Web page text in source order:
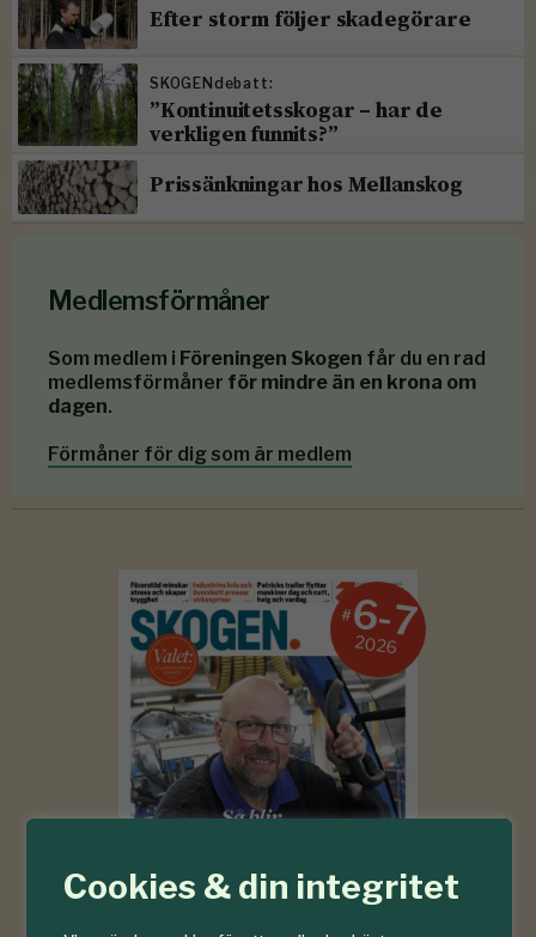
Cookies & din integritet
Efter storm följer skadegörare
SKOGENdebatt:
”Kontinuitetsskogar – har de
verkligen funnits?”
Prissänkningar hos Mellanskog
Medlemsförmåner
Som medlem i Föreningen Skogen får du en rad
medlemsförmåner för mindre än en krona om
dagen.
Förmåner för dig som är medlem
#6-7
2026